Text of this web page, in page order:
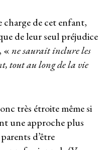
de cet enfant,
de leur seul préjudice
«ne saurait inclure les
tout au long de la vie
très étroite même si
une approche plus
d’être